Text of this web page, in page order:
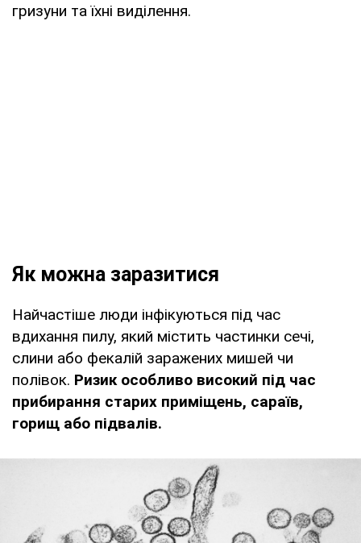
гризуни та їхні виділення.
Як можна заразитися
Найчастіше люди інфікуються під час
вдихання пилу, який містить частинки сечі,
слини або фекалій заражених мишей чи
полівок. Ризик особливо високий під час
прибирання старих приміщень, сараїв,
горищ або підвалів.